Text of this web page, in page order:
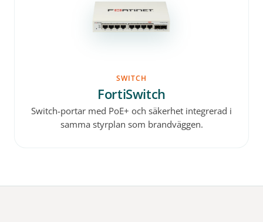
SWITCH
FortiSwitch
Switch-portar med PoE+ och säkerhet integrerad i
samma styrplan som brandväggen.